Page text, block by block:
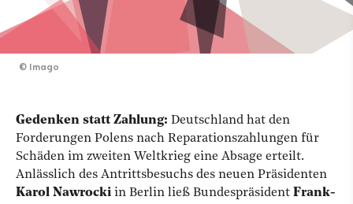
© Imago
Gedenken statt Zahlung: Deutschland hat den
Forderungen Polens nach Reparationszahlungen für
Schäden im zweiten Weltkrieg eine Absage erteilt.
Anlässlich des Antrittsbesuchs des neuen Präsidenten
Karol Nawrocki in Berlin ließ Bundespräsident Frank-